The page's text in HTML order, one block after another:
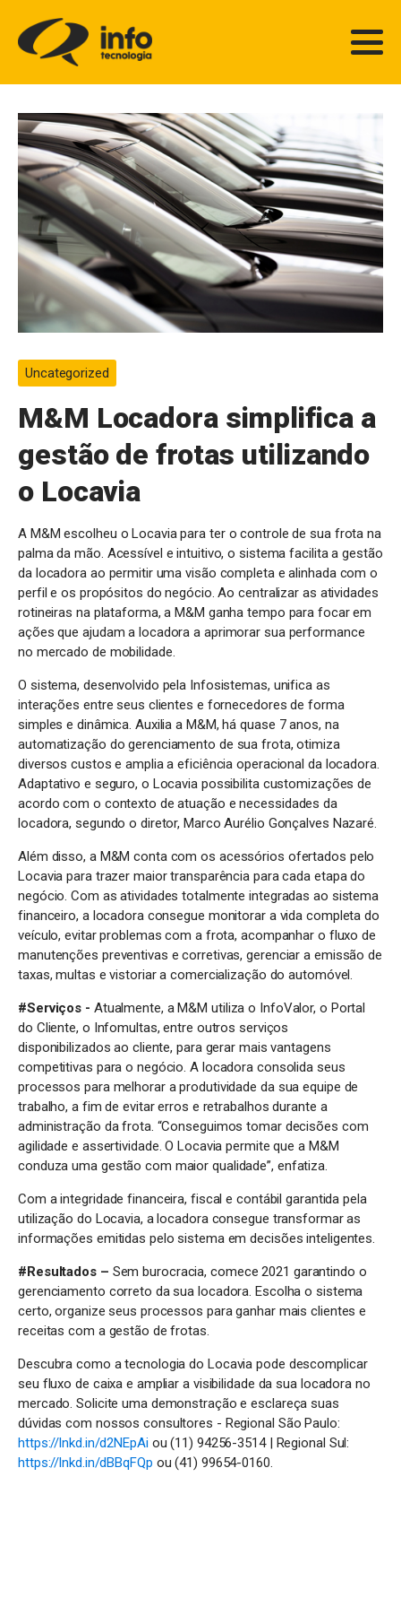
Uncategorized
M&M Locadora simplifica a
gestão de frotas utilizando
o Locavia
A M&M escolheu o Locavia para ter o controle de sua frota na
palma da mão. Acessível e intuitivo, o sistema facilita a gestão
da locadora ao permitir uma visão completa e alinhada com o
perfil e os propósitos do negócio. Ao centralizar as atividades
rotineiras na plataforma, a M&M ganha tempo para focar em
ações que ajudam a locadora a aprimorar sua performance
no mercado de mobilidade.
O sistema, desenvolvido pela Infosistemas, unifica as
interações entre seus clientes e fornecedores de forma
simples e dinâmica. Auxilia a M&M, há quase 7 anos, na
automatização do gerenciamento de sua frota, otimiza
diversos custos e amplia a eficiência operacional da locadora.
Adaptativo e seguro, o Locavia possibilita customizações de
acordo com o contexto de atuação e necessidades da
locadora, segundo o diretor, Marco Aurélio Gonçalves Nazaré.
Além disso, a M&M conta com os acessórios ofertados pelo
Locavia para trazer maior transparência para cada etapa do
negócio. Com as atividades totalmente integradas ao sistema
financeiro, a locadora consegue monitorar a vida completa do
veículo, evitar problemas com a frota, acompanhar o fluxo de
manutenções preventivas e corretivas, gerenciar a emissão de
taxas, multas e vistoriar a comercialização do automóvel.
#Serviços - Atualmente, a M&M utiliza o InfoValor, o Portal
do Cliente, o Infomultas, entre outros serviços
disponibilizados ao cliente, para gerar mais vantagens
competitivas para o negócio. A locadora consolida seus
processos para melhorar a produtividade da sua equipe de
trabalho, a fim de evitar erros e retrabalhos durante a
administração da frota. “Conseguimos tomar decisões com
agilidade e assertividade. O Locavia permite que a M&M
conduza uma gestão com maior qualidade”, enfatiza.
Com a integridade financeira, fiscal e contábil garantida pela
utilização do Locavia, a locadora consegue transformar as
informações emitidas pelo sistema em decisões inteligentes.
#Resultados – Sem burocracia, comece 2021 garantindo o
gerenciamento correto da sua locadora. Escolha o sistema
certo, organize seus processos para ganhar mais clientes e
receitas com a gestão de frotas.
Descubra como a tecnologia do Locavia pode descomplicar
seu fluxo de caixa e ampliar a visibilidade da sua locadora no
mercado. Solicite uma demonstração e esclareça suas
dúvidas com nossos consultores - Regional São Paulo:
https://lnkd.in/d2NEpAiou (11) 94256-3514 | Regional Sul:
https://lnkd.in/dBBqFQp ou (41) 99654-0160.